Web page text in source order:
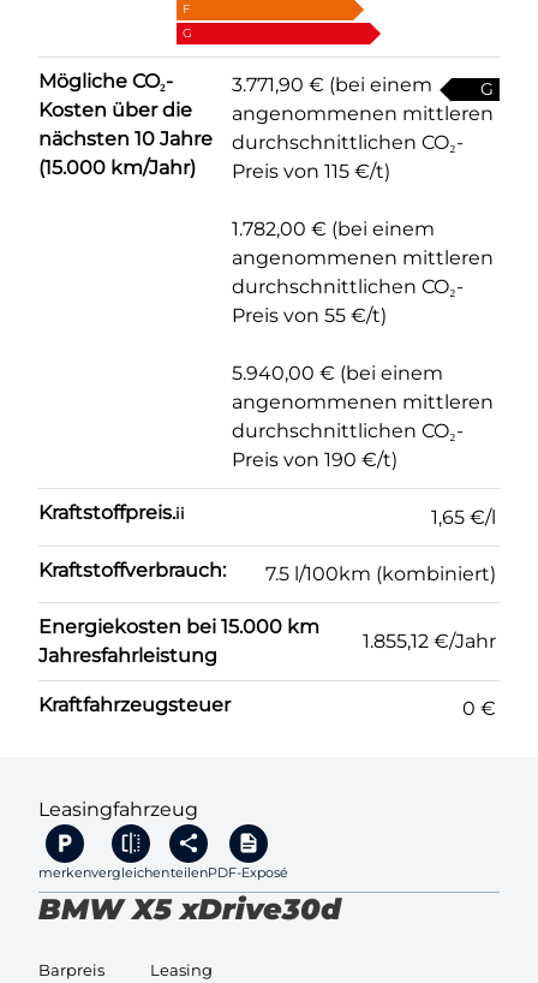
F
G
G
Mögliche CO₂-
Kosten über die
nächsten 10 Jahre
(15.000 km/Jahr)
3.771,90 € (bei einem
angenommenen mittleren
durchschnittlichen CO₂-
Preis von 115 €/t)
1.782,00 € (bei einem
angenommenen mittleren
durchschnittlichen CO₂-
Preis von 55 €/t)
5.940,00 € (bei einem
angenommenen mittleren
durchschnittlichen CO₂-
Preis von 190 €/t)
Kraftstoffpreis.ii 1,65 €/l
Kraftstoffverbrauch: 7.5 l/100km (kombiniert)
Energiekosten bei 15.000 km
Jahresfahrleistung
1.855,12 €/Jahr
Kraftfahrzeugsteuer 0 €
Leasingfahrzeug
merkenvergleichenteilenPDF-Exposé
BMW X5 xDrive30d
Barpreis Leasing